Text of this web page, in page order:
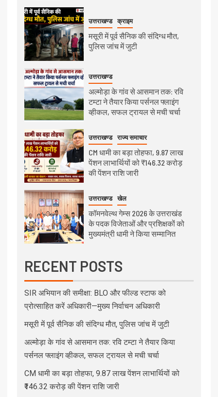
उत्तराखण्ड क्राइम
मसूरी में पूर्व सैनिक की संदिग्ध मौत,
पुलिस जांच में जुटी
उत्तराखण्ड
अल्मोड़ा के गांव से आसमान तक: रवि
टम्टा ने तैयार किया पर्सनल फ्लाइंग
व्हीकल, सफल ट्रायल से मची चर्चा
उत्तराखण्ड राज्य समाचार
CM धामी का बड़ा तोहफा, 9.87 लाख
पेंशन लाभार्थियों को ₹146.32 करोड़
की पेंशन राशि जारी
उत्तराखण्ड खेल
कॉमनवेल्थ गेम्स 2026 के उत्तराखंड
के पदक विजेताओं और प्रशिक्षकों को
मुख्यमंत्री धामी ने किया सम्मानित
RECENT POSTS
SIR अभियान की समीक्षा: BLO और फील्ड स्टाफ को
प्रोत्साहित करें अधिकारी—मुख्य निर्वाचन अधिकारी
मसूरी में पूर्व सैनिक की संदिग्ध मौत, पुलिस जांच में जुटी
अल्मोड़ा के गांव से आसमान तक: रवि टम्टा ने तैयार किया
पर्सनल फ्लाइंग व्हीकल, सफल ट्रायल से मची चर्चा
CM धामी का बड़ा तोहफा, 9.87 लाख पेंशन लाभार्थियों को
₹146.32 करोड़ की पेंशन राशि जारी